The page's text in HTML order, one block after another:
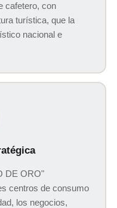
cafetero, con
turística, que la
nacional e
DE ORO"
centros de consumo
los negocios,